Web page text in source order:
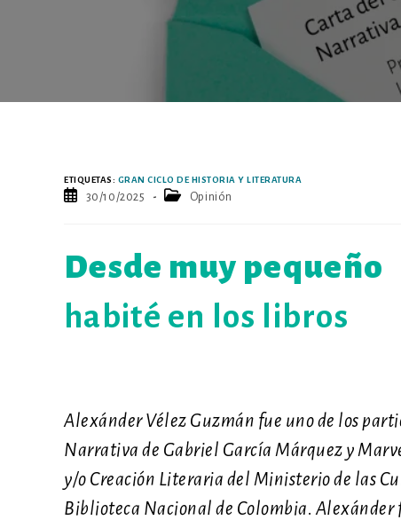
ETIQUETAS: GRAN CICLO DE HISTORIA Y LITERATURA
Publicación
30/10/2025
Categoría
Opinión
Desde muy pequeño
habité en los libros
Alexánder Vélez Guzmán fue uno de los
Narrativa de Gabriel García Márquez y
y/o Creación Literaria del Ministerio de las
Biblioteca Nacional de Colombia. Alexánder